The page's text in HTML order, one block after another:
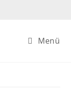
Menü